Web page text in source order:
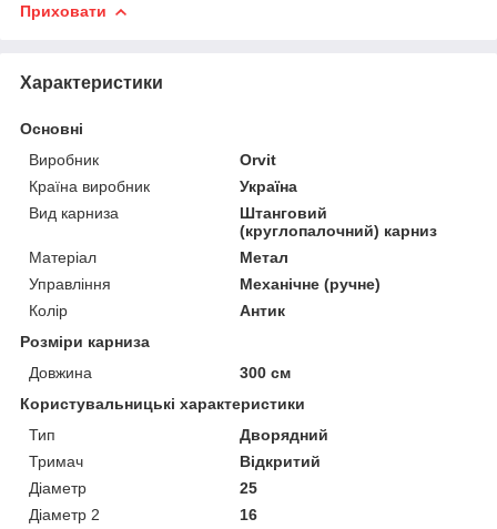
Приховати
Характеристики
Основні
Виробник
Orvit
Країна виробник
Україна
Вид карниза
Штанговий
(круглопалочний) карниз
Матеріал
Метал
Управління
Механічне (ручне)
Колір
Антик
Розміри карниза
Довжина
300 см
Користувальницькі характеристики
Тип
Дворядний
Тримач
Відкритий
Діаметр
25
Діаметр 2
16